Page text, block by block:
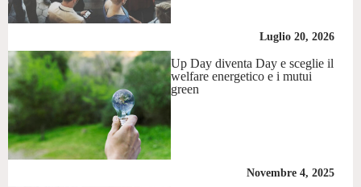
Luglio 20, 2026
Up Day diventa Day e sceglie il
welfare energetico e i mutui
green
Novembre 4, 2025